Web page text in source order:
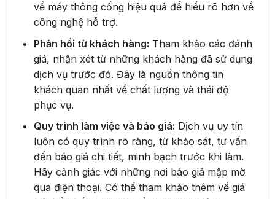
về máy thông cống hiệu quả để hiểu rõ hơn về
công nghệ hỗ trợ.
Phản hồi từ khách hàng: Tham khảo các đánh
giá, nhận xét từ những khách hàng đã sử dụng
dịch vụ trước đó. Đây là nguồn thông tin
khách quan nhất về chất lượng và thái độ
phục vụ.
Quy trình làm việc và báo giá: Dịch vụ uy tín
luôn có quy trình rõ ràng, từ khảo sát, tư vấn
đến báo giá chi tiết, minh bạch trước khi làm.
Hãy cảnh giác với những nơi báo giá mập mờ
qua điện thoại. Có thể tham khảo thêm về giá